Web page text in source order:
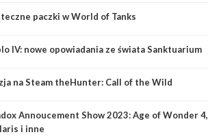
paczki w World of Tanks
IV: nowe opowiadania ze świata Sanktuarium
na Steam theHunter: Call of the Wild
Annoucement Show 2023: Age of Wonder 4,
i inne